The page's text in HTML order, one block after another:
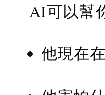
AI可以幫
他現在